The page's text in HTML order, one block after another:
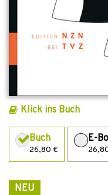
Klick ins Buch
Buch
26,80 €
E-
NEU